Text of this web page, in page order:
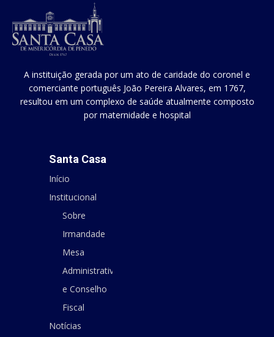
A instituição gerada por um ato de caridade do coronel e
comerciante português João Pereira Alvares, em 1767,
resultou em um complexo de saúde atualmente composto
por maternidade e hospital
Santa Casa
Início
Institucional
Sobre
Irmandade
Mesa
Administrativa
e Conselho
Fiscal
Notícias